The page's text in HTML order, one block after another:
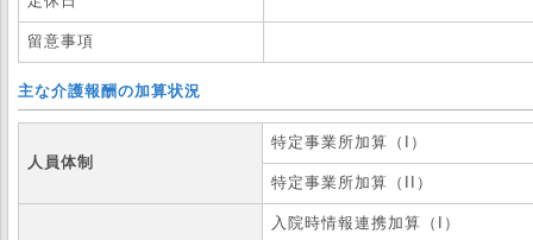
留意事項
主な介護報酬の加算状況
人員体制
特定事業所加算（I）
特定事業所加算（II）
入院時情報連携加算（I）